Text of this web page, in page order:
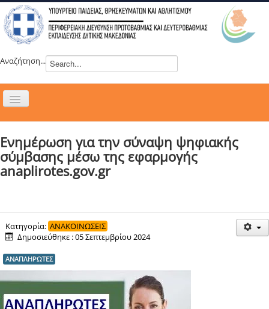
Αναζήτηση...
Εναλλαγή
ΝΕΑ
ΣΥΜΒΟΥΛΙΑ
ΔΡΑΣΕΙΣ
ΕΠΙΚΟΙΝΩΝΙΑ
ΕΞ ΑΠΟΣΤΑΣΕΩΣ ΕΚΠΑΙΔΕΥΣΗ
Ενημέρωση για την σύναψη ψηφιακής
σύμβασης μέσω της εφαρμογής
anaplirotes.gov.gr
Κατηγορία: ΑΝΑΚΟΙΝΩΣΕΙΣ
Δημοσιεύθηκε : 05 Σεπτεμβρίου 2024
ΑΝΑΠΛΗΡΩΤΕΣ